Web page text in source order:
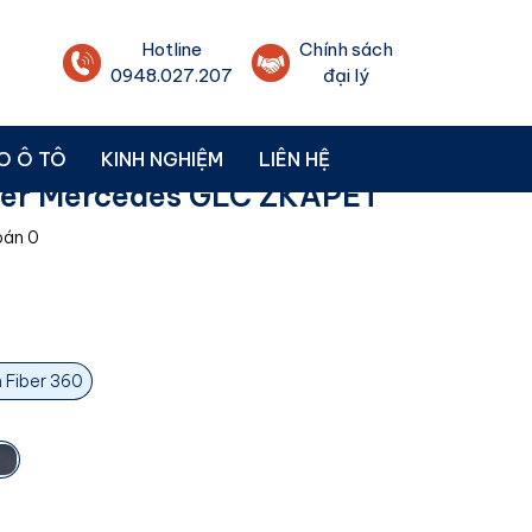
Hotline
0948.027.207
Chính sách
đại lý
Ô TÔ KINH NGHIỆM LIÊN HỆ
Mercedes GLC ZKAPET
0
Fiber 360